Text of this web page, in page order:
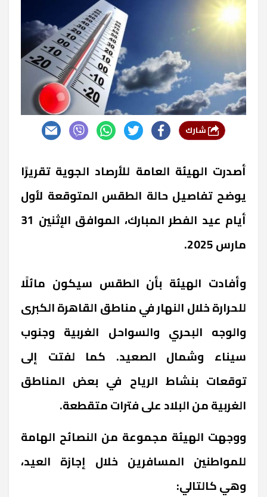
أصدرت الهيئة العامة للأرصاد الجوية تقريرًا
يوضح تفاصيل حالة الطقس المتوقعة لأول
أيام عيد الفطر المبارك، الموافق الإثنين 31
مارس 2025.
وأفادت الهيئة بأن الطقس سيكون مائلًا
للحرارة خلال النهار في مناطق القاهرة الكبرى
والوجه البحري والسواحل الغربية وجنوب
سيناء وشمال الصعيد. كما لفتت إلى
توقعات بنشاط الرياح في بعض المناطق
الغربية من البلاد على فترات متقطعة.
ووجهت الهيئة مجموعة من النصائح الهامة
للمواطنين المسافرين خلال إجازة العيد،
وهي كالتالي: